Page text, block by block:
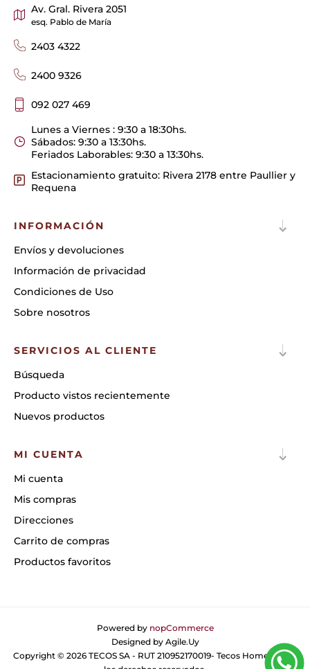
Av. Gral. Rivera 2051
esq. Pablo de María
2403 4322
2400 9326
092 027 469
Lunes a Viernes : 9:30 a 18:30hs.
Sábados: 9:30 a 13:30hs.
Feriados Laborables: 9:30 a 13:30hs.
Estacionamiento gratuito: Rivera 2178 entre Paullier y
Requena
INFORMACIÓN
Envíos y devoluciones
Información de privacidad
Condiciones de Uso
Sobre nosotros
SERVICIOS AL CLIENTE
Búsqueda
Producto vistos recientemente
Nuevos productos
MI CUENTA
Mi cuenta
Mis compras
Direcciones
Carrito de compras
Productos favoritos
Powered by nopCommerce
Designed by Agile.Uy
Copyright © 2026 TECOS SA - RUT 210952170019- Tecos Home. Todos